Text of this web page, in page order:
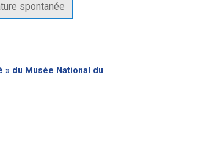
spontanée
» du Musée National du